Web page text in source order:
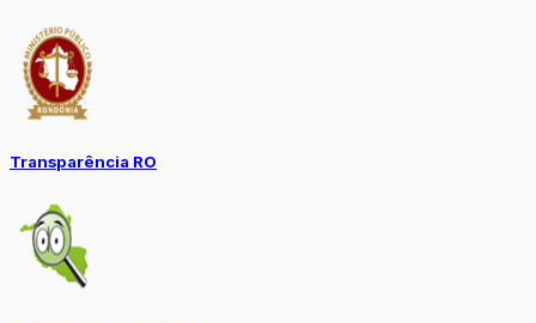
Transparência RO